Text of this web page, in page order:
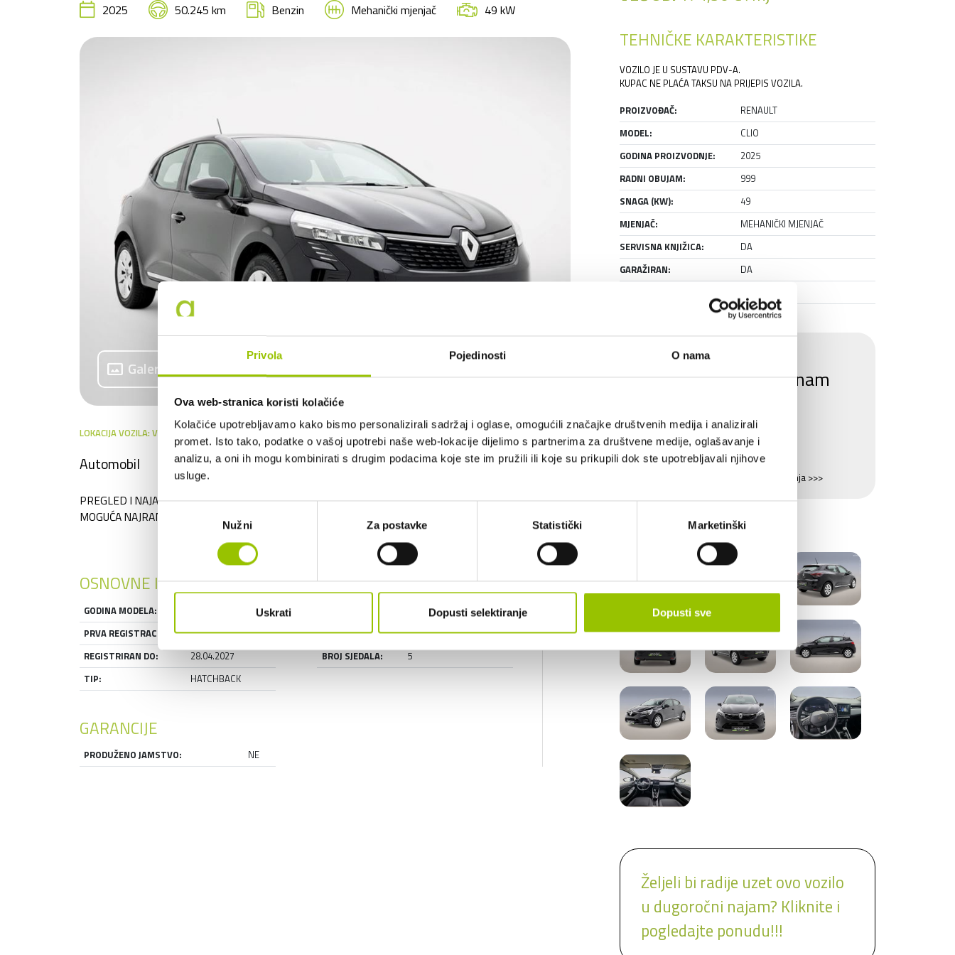
Privola Pojedinosti O nama
Ova web-stranica koristi kolačiće
Kolačiće upotrebljavamo kako bismo personalizirali sadržaj i oglase, omogućili značajke društvenih medija i analizirali
promet. Isto tako, podatke o vašoj upotrebi naše web-lokacije dijelimo s partnerima za društvene medije, oglašavanje i
analizu, a oni ih mogu kombinirati s drugim podacima koje ste im pružili ili koje su prikupili dok ste upotrebljavali njihove
usluge.
Odabir
Nužni Za postavke Statistički Marketinški
Uskrati Dopusti selektiranje Dopusti sve
2025 50.245 km Benzin Mehanički mjenjač 49 kW
panorama Galerija
LOKACIJA VOZILA: VELIKA GORICA - SELNICA ŠĆITARJEVSKA 10, ČRNKOVEC
Automobil
PREGLED I NAJAM (MOGUĆE I S OTKUPOM), MOGUĆ PREMA DOGOVORU. PRODAJA
MOGUĆA NAJRANIJE OD 15.09.2026.
OSNOVNE INFORMACIJE
GODINA MODELA:
PRVA REGISTRACIJA:
2025
REGISTRIRAN DO:
28.04.2027
TIP:
HATCHBACK
IZGLED I DIMENZIJE
CRNA
BROJ VRATA:
5
BROJ SJEDALA:
5
GARANCIJE
PRODUŽENO JAMSTVO: NE
TEHNIČKE KARAKTERISTIKE
VOZILO JE U SUSTAVU PDV-A.
KUPAC NE PLAĆA TAKSU NA PRIJEPIS VOZILA.
PROIZVOĐAČ:
RENAULT
MODEL:
CLIO
GODINA PROIZVODNJE:
2025
RADNI OBUJAM:
999
SNAGA (KW):
49
MJENJAČ:
MEHANIČKI MJENJAČ
SERVISNA KNJIŽICA:
DA
GARAŽIRAN:
DA
Zanima li Vas ovaj
automobil? Pošaljite nam
POŠALJI UPIT
Saznajte sve o mogućnostima financiranja >>>
Željeli bi radije uzet ovo vozilo
u dugoročni najam? Kliknite i
pogledajte ponudu!!!